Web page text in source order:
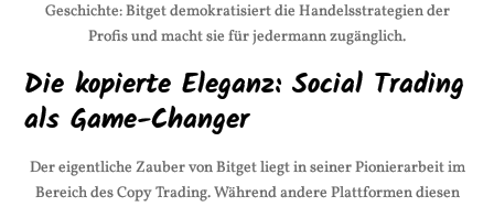
Geschichte: Bitget demokratisiert die Handelsstrategien der
Profis und macht sie für jedermann zugänglich.
Die kopierte Eleganz: Social Trading
als Game-Changer
Der eigentliche Zauber von Bitget liegt in seiner Pionierarbeit im
Bereich des Copy Trading. Während andere Plattformen diesen